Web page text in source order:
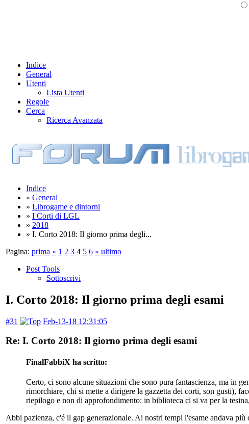
Indice
General
Utenti
Lista Utenti
Regole
Cerca
Ricerca Avanzata
Indice
» General
» Librogame e dintorni
» I Corti di LGL
» 2018
» I. Corto 2018: Il giorno prima degli...
Pagina: prima « 1 2 3 4 5 6 » ultimo
Post Tools
Sottoscrivi
I. Corto 2018: Il giorno prima degli esami
#31 Feb-13-18 12:31:05
Re: I. Corto 2018: Il giorno prima degli esami
FinalFabbiX ha scritto:
Certo, ci sono alcune situazioni che sono pura fantascienza, ma in
rimorchiare, chi si mette a dirigere la gazzetta dei corti, son gusti),
riepilogo e non di approfondimento: in biblioteca ci si va per la
Abbi pazienza, c'é il gap generazionale. Ai nostri tempi l'esame andava